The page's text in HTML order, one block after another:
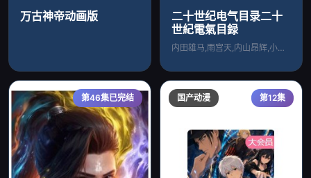
万古神帝动画版
二十世纪电气目录二十
世紀電氣目録
内田雄马,雨宫天,内山昂辉,小野大辅,武
第46集已完结 国产动漫 第12集